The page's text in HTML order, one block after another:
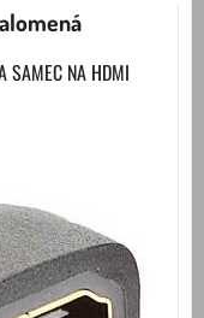
SAMEC NA HDMI